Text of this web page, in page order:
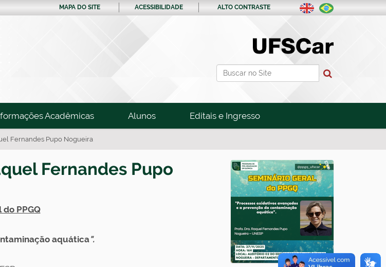
Busca
MAPA DO SITE ACESSIBILIDADE ALTO CONTRASTE
Acadêmicas Alunos Editais e Ingresso
Fernandes Pupo Nogueira
Fernandes Pupo
PPGQ
aquática".